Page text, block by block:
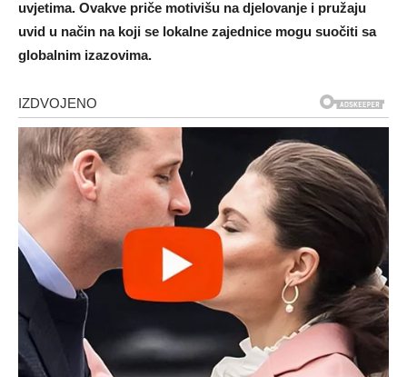
uvjetima. Ovakve priče motivišu na djelovanje i pružaju
uvid u način na koji se lokalne zajednice mogu suočiti sa
globalnim izazovima.